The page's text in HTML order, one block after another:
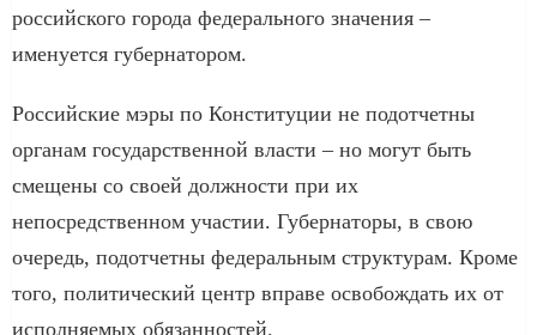
российского города федерального значения –
именуется губернатором.
Российские мэры по Конституции не подотчетны
органам государственной власти – но могут быть
смещены со своей должности при их
непосредственном участии. Губернаторы, в свою
очередь, подотчетны федеральным структурам. Кроме
того, политический центр вправе освобождать их от
исполняемых обязанностей.